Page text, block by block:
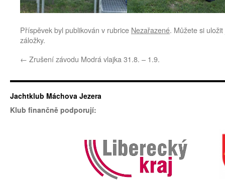
Příspěvek byl publikován v rubrice Nezařazené. Můžete si
záložky.
← Zrušení závodu Modrá vlajka 31.8. – 1.9.
Jachtklub Máchova Jezera
Klub finančně podporují: